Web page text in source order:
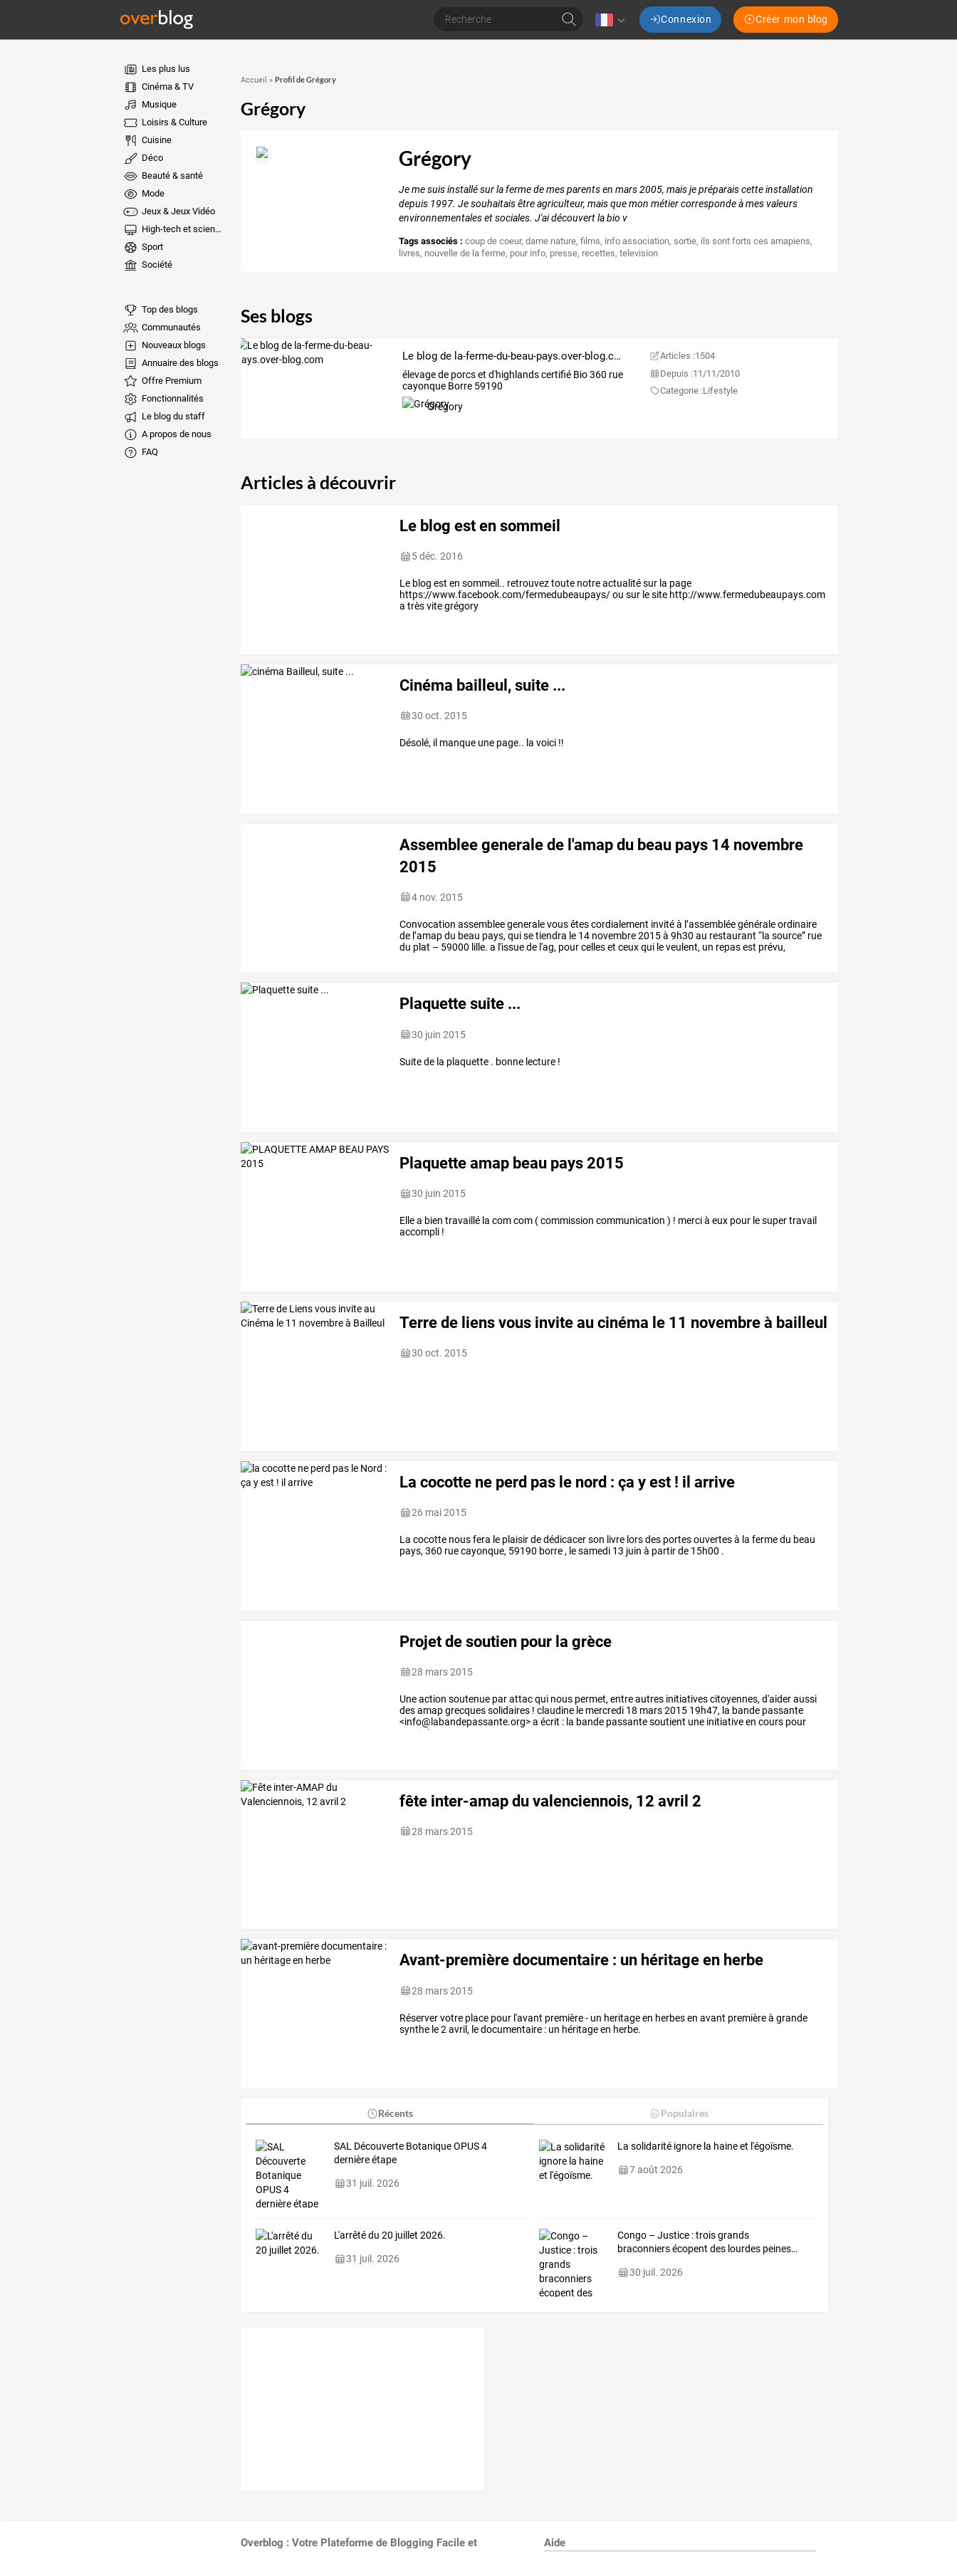
Connexion Créer mon blog
Les plus lus
Cinéma & TV
Musique
Loisirs & Culture
Cuisine
Déco
Beauté & santé
Mode
Jeux & Jeux Vidéo
High-tech et sciences
Sport
Société
Top des blogs
Communautés
Nouveaux blogs
Annuaire des blogs
Offre Premium
Fonctionnalités
Le blog du staff
A propos de nous
FAQ
Accueil » Profil de Grégory
Grégory
Grégory
Je me suis installé sur la ferme de mes parents en mars 2005, mais je préparais cette installation
depuis 1997. Je souhaitais être agriculteur, mais que mon métier corresponde à mes valeurs
environnementales et sociales. J'ai découvert la bio v
Tags associés : coup de coeur,dame nature,films, info association,sortie, ils sont forts ces amapiens,
livres, nouvelle de la ferme, pour info, presse, recettes,television
Ses blogs
Le blog de la-ferme-du-beau-pays.over-blog.com
élevage de porcs et d'highlands certifié Bio 360 rue
cayonque Borre 59190
Grégory
Articles :1504
Depuis :11/11/2010
Categorie :Lifestyle
Articles à découvrir
Le blog est en sommeil
5 déc. 2016
Le blog est en sommeil.. retrouvez toute notre actualité sur la page
https://www.facebook.com/fermedubeaupays/ ou sur le site http://www.fermedubeaupays.com
a très vite grégory
Cinéma bailleul, suite ...
30 oct. 2015
Désolé, il manque une page.. la voici !!
Assemblee generale de l'amap du beau pays 14 novembre
2015
4 nov. 2015
Convocation assembleegeneralevousêtescordialement invitéà l’assembléegénéraleordinaire
de l’amapdu beau pays, quisetiendra le 14 novembre2015à 9h30 au restaurant “la source” rue
du plat – 59000 lille. a l'issuede l'ag, pourcelleset ceuxqui leveulent, un repasest prévu,
Plaquette suite ...
30 juin 2015
Suite de la plaquette . bonne lecture !
Plaquette amap beau pays 2015
30 juin 2015
Elle a bien travaillé la com com ( commission communication ) ! merci à eux pour le super travail
accompli !
Terre de liens vous invite au cinéma le 11 novembre à bailleul
30 oct. 2015
La cocotte ne perd pas le nord : ça y est ! il arrive
26 mai 2015
La cocotte nous fera le plaisir de dédicacer son livre lors des portes ouvertes à la ferme du beau
pays, 360 rue cayonque, 59190 borre , le samedi 13 juin à partir de 15h00 .
Projet de soutien pour la grèce
28 mars 2015
Uneaction soutenue parattacqui nous permet, entreautres initiativescitoyennes, d'aideraussi
desamapgrecquessolidaires ! claudine le mercredi 18 mars2015 19h47, la bande passante
<info@labandepassante.org>a écrit : la bande passantesoutient une initiativeen cours pour
ouvrir
les
fête inter-amap du valenciennois, 12 avril 2
28 mars 2015
Avant-première documentaire : un héritage en herbe
28 mars 2015
Réserver votre place pour l'avant première - un heritage en herbes en avant première à grande
synthe le 2 avril, le documentaire : un héritage en herbe.
Récents Populaires
SAL Découverte Botanique OPUS 4
dernière étape
31 juil. 2026
La solidarité ignore la haine et l'égoïsme.
7 août 2026
L'arrêté du 20 juillet 2026.
31 juil. 2026
Congo – Justice :troisgrands
braconniersécopent des lourdes peines…
30 juil. 2026
Overblog : Votre Plateforme de Blogging Facile et
Aide